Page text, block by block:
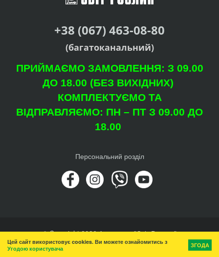
+38 (067) 463-08-80
(багатоканальний)
ПРИЙМАЄМО ЗАМОВЛЕННЯ: З 09.00
ДО 18.00 (БЕЗ ВИХІДНИХ)
КОМПЛЕКТУЄМО ТА
ВІДПРАВЛЯЄМО: ПН – ПТ З 09.00 ДО
18.00
Персональний розділ
© Copyright 2026 Агроцентр "Світ Рослин"
Вгору
Цей сайт використовує cookies. Ви можете ознайомитись з
Угодою користувача
ЗГОДА